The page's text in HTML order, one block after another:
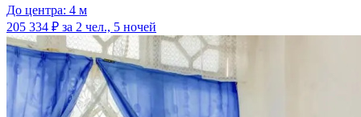
До центра: 4 м
205 334 ₽ за 2 чел., 5 ночей